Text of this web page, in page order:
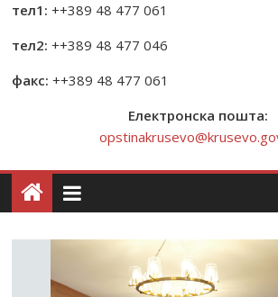
тел1: ++389 48 477 061
тел2: ++389 48 477 046
факс: ++389 48 477 061
Електронска пошта: